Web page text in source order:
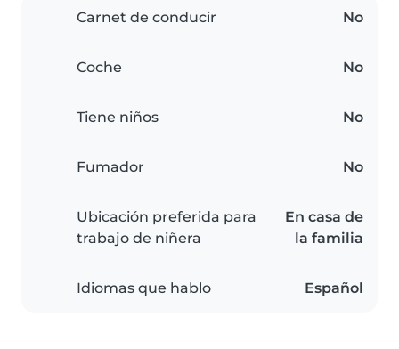
Carnet de conducir No
Coche No
Tiene niños No
Fumador No
Ubicación preferida para
trabajo de niñera
En casa de
la familia
Idiomas que hablo Español